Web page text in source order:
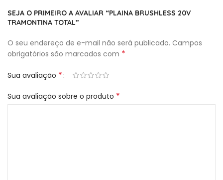
SEJA O PRIMEIRO A AVALIAR “PLAINA BRUSHLESS 20V
TRAMONTINA TOTAL”
O seu endereço de e-mail não será publicado. Campos
obrigatórios são marcados com *
Sua avaliação *
Sua avaliação sobre o produto *